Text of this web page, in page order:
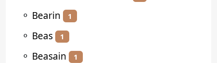
⚬ Bearin 1
⚬ Beas 1
⚬ Beasain 1